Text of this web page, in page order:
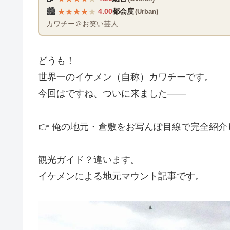
🏙️ ★★★★★ 4.00都会度(Urban)
カワチー＠お笑い芸人
どうも！
世界一のイケメン（自称）カワチーです。
今回はですね、ついに来ました――
👉 俺の地元・倉敷をお写んぽ目線で完全紹介
観光ガイド？違います。
イケメンによる地元マウント記事です。